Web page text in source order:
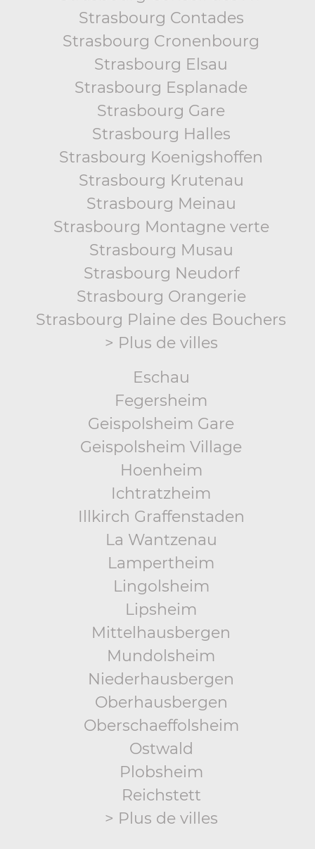
Strasbourg Contades
Strasbourg Cronenbourg
Strasbourg Elsau
Strasbourg Esplanade
Strasbourg Gare
Strasbourg Halles
Strasbourg Koenigshoffen
Strasbourg Krutenau
Strasbourg Meinau
Strasbourg Montagne verte
Strasbourg Musau
Strasbourg Neudorf
Strasbourg Orangerie
Strasbourg Plaine des Bouchers
> Plus de villes
Eschau
Fegersheim
Geispolsheim Gare
Geispolsheim Village
Hoenheim
Ichtratzheim
Illkirch Graffenstaden
La Wantzenau
Lampertheim
Lingolsheim
Lipsheim
Mittelhausbergen
Mundolsheim
Niederhausbergen
Oberhausbergen
Oberschaeffolsheim
Ostwald
Plobsheim
Reichstett
> Plus de villes